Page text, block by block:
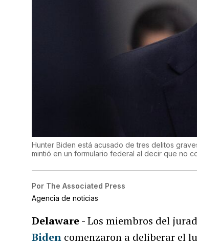
Hunter Biden está acusado de tres delitos
mintió en un formulario federal al decir que no
Por The Associated Press
Agencia de noticias
Delaware- Los miembros del
Biden comenzaron a deliberar el